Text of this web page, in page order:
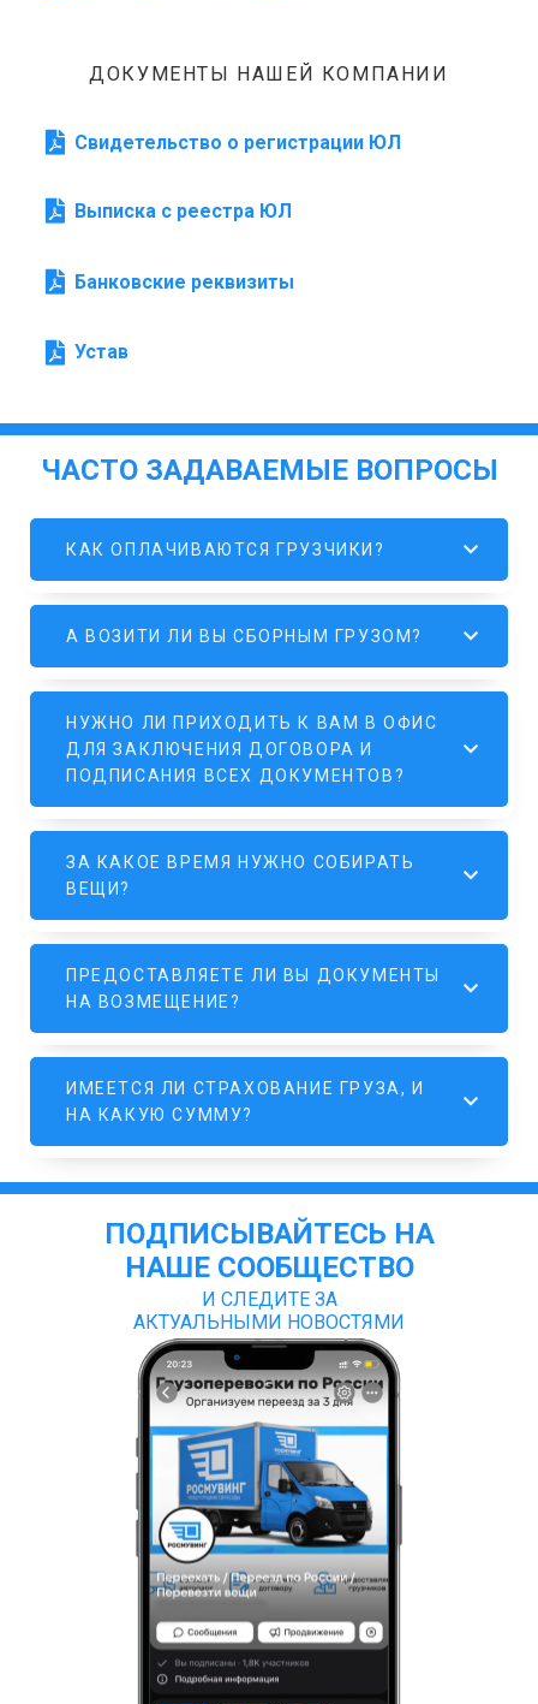
ДОКУМЕНТЫ НАШЕЙ КОМПАНИИ
Свидетельство о регистрации ЮЛ
Выписка с реестра ЮЛ
Банковские реквизиты
Устав
ЧАСТО ЗАДАВАЕМЫЕ ВОПРОСЫ
КАК ОПЛАЧИВАЮТСЯ ГРУЗЧИКИ?
А ВОЗИТИ ЛИ ВЫ СБОРНЫМ ГРУЗОМ?
НУЖНО ЛИ ПРИХОДИТЬ К ВАМ В ОФИС
ДЛЯ ЗАКЛЮЧЕНИЯ ДОГОВОРА И
ПОДПИСАНИЯ ВСЕХ ДОКУМЕНТОВ?
ЗА КАКОЕ ВРЕМЯ НУЖНО СОБИРАТЬ
ВЕЩИ?
ПРЕДОСТАВЛЯЕТЕ ЛИ ВЫ ДОКУМЕНТЫ
НА ВОЗМЕЩЕНИЕ?
ИМЕЕТСЯ ЛИ СТРАХОВАНИЕ ГРУЗА, И
НА КАКУЮ СУММУ?
ПОДПИСЫВАЙТЕСЬ НА
НАШЕ СООБЩЕСТВО
И СЛЕДИТЕ ЗА
АКТУАЛЬНЫМИ НОВОСТЯМИ